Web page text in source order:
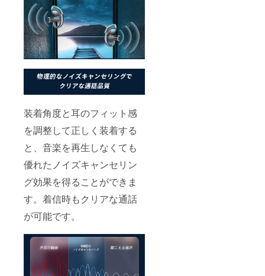
装着角度と耳のフィット感
を調整して正しく装着する
と、音楽を再生しなくても
優れたノイズキャンセリン
グ効果を得ることができま
す。着信時もクリアな通話
が可能です。